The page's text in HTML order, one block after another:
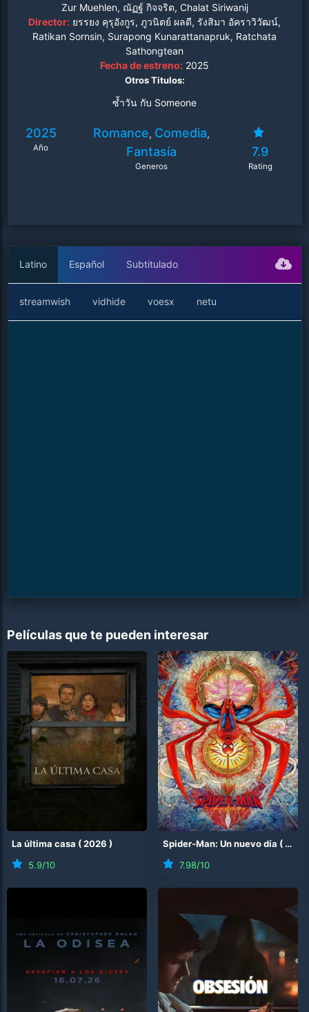
Zur Muehlen, ณัฏฐ์ กิจจริต, Chalat Siriwanij
Director: ยรรยง คุรุอังกูร, ภูวนิตย์ ผลดี, รังสิมา อัคราวิวัฒน์,
Ratikan Sornsin, Surapong Kunarattanapruk, Ratchata
Sathongtean
Fecha de estreno: 2025
Otros Titulos:
ซ้ำวัน กับ Someone
2025
Año
Romance, Comedia,
Fantasía
Generos
7.9
Rating
Latino Español Subtitulado
streamwish vidhide voesx netu
Películas que te pueden interesar
La última casa (2026 )
5.9/10
Spider-Man: Un nuevo día ( 2026
7.98/10